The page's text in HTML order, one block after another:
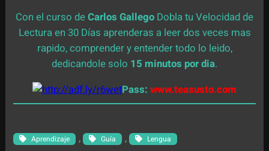
Con el curso deCarlos Gallego Dobla tu Velocidad de
Lectura en 30 Días aprenderas a leer dos veces mas
rapido, comprender y entender todo lo leido,
dedicandole solo 15 minutos por dia.
Pass: www.teasusto.com
Aprendizaje , Guía , Lengua